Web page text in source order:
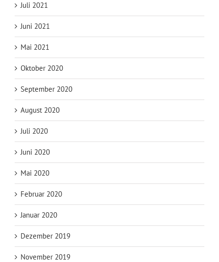
Juli 2021
Juni 2021
Mai 2021
Oktober 2020
September 2020
August 2020
Juli 2020
Juni 2020
Mai 2020
Februar 2020
Januar 2020
Dezember 2019
November 2019